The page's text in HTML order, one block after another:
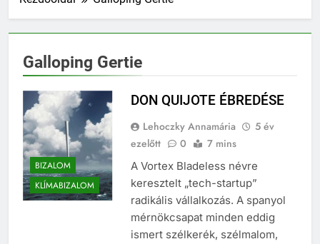
Galloping Gertie
BIZALOM
KLÍMABIZALOM
DON QUIJOTE ÉBREDÉSE
Lehoczky Annamária
5 év
ezelőtt
0 7 mins
A Vortex Bladeless névre
keresztelt „tech-startup”
radikális vállalkozás. A spanyol
mérnökcsapat minden eddig
ismert szélkerék, szélmalom,